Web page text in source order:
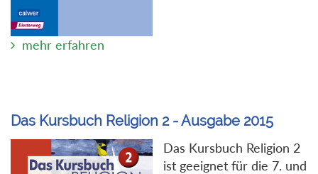
mehr erfahren
Das Kursbuch Religion 2 - Ausgabe 2015
Das Kursbuch Religion 2
ist geeignet für die 7. und